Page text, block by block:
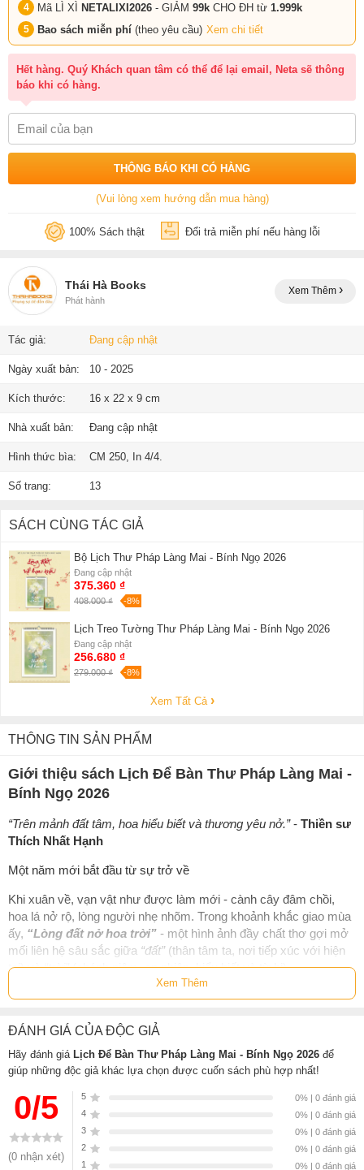
Mã LÌ XÌ NETALIXI2026 - GIẢM 99k CHO ĐH từ 1.999k
Bao sách miễn phí (theo yêu cầu) Xem chi tiết
Hết hàng. Quý Khách quan tâm có thể để lại email, Neta sẽ thông
báo khi có hàng.
THÔNG BÁO KHI CÓ HÀNG
(Vui lòng xem hướng dẫn mua hàng)
100% Sách thật Đổi trả miễn phí nếu hàng lỗi
Thái Hà Books
Phát hành
Xem Thêm
Tác giả: Đang cập nhật
Ngày xuất bản: 10 - 2025
Kích thước: 16 x 22 x 9 cm
Nhà xuất bản: Đang cập nhật
Hình thức bìa: CM 250, In 4/4.
Số trang: 13
SÁCH CÙNG TÁC GIẢ
Bộ Lịch Thư Pháp Làng Mai - Bính Ngọ 2026
Đang cập nhật
375.360 ₫
408.000 ₫ -8%
Lịch Treo Tường Thư Pháp Làng Mai - Bính Ngọ 2026
Đang cập nhật
256.680 ₫
279.000 ₫ -8%
Xem Tất Cả
THÔNG TIN SẢN PHẨM
Giới thiệu sách Lịch Để Bàn Thư Pháp Làng Mai -
Bính Ngọ 2026
“Trên mảnh đất tâm, hoa hiểu biết và thương yêu nở.”- Thiền sư
Thích Nhất Hạnh
Một năm mới bắt đầu từ sự trở về
Khi xuân về, vạn vật như được làm mới - cành cây đâm chồi,
hoa lá nở rộ, lòng người nhẹ nhõm. Trong khoảnh khắc giao mùa
ấy, “Lòng đất nở hoa trời” - một hình ảnh đầy chất thơ gợi mở
mối liên hệ sâu sắc giữa “đất”(thân tâm ta, nơi tiếp xúc với hiện
tại) và“trời”(chánh niệm, an nhiên, hiểu biết và từ bi).
Hạnh phúc không ở đâu xa, mà hiện hữu ngay nơi từng bước
tiếp xúc với hiện tại - đất hóa trời, khổ đau hóa an lạc, hoa giác
ngộ nở rộ từ trong lòng đất mộc mạc.
Bộ lịch thư pháp 2026 - Món quà nuôi dưỡng thân tâm
Năm nay, Tăng thân Làng Mai cùng
trân trọng gửi
đến bạn ấn phẩm lịch đặc biệt với chủ đề
“Lòng đất nở hoa
trời”. Mỗi tờ lịch không chỉ là một mốc thời gian, mà còn là một
cánh cửa nhỏ dẫn về chánh niệm - nhắc ta dừng lại, thở sâu và
Xem Thêm
ĐÁNH GIÁ CỦA ĐỘC GIẢ
Hãy đánh giá Lịch Để Bàn Thư Pháp Làng Mai - Bính Ngọ 2026 để
giúp những độc giả khác lựa chọn được cuốn sách phù hợp nhất!
0/5
(0 nhận xét)
5
0% | 0 đánh giá
4
0% | 0 đánh giá
3
0% | 0 đánh giá
2
0% | 0 đánh giá
1
0% | 0 đánh giá